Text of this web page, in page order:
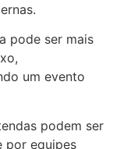
pode ser mais
um evento
podem ser
por equipes